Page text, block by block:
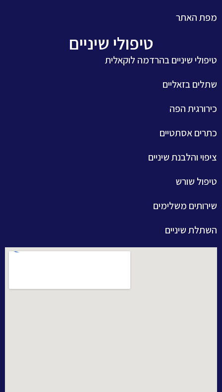
מפת האתר
טיפולי שיניים
טיפולי שיניים בהרדמה לוקאלית
שתלים בזאליים
כירורגית הפה
כתרים אסתטיים
ציפוי והלבנת שיניים
טיפול שורש
שירותים משלימים
השתלת שיניים